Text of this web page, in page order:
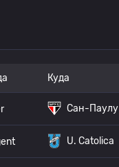
Куда
Сан-Паулу
U. Catolica